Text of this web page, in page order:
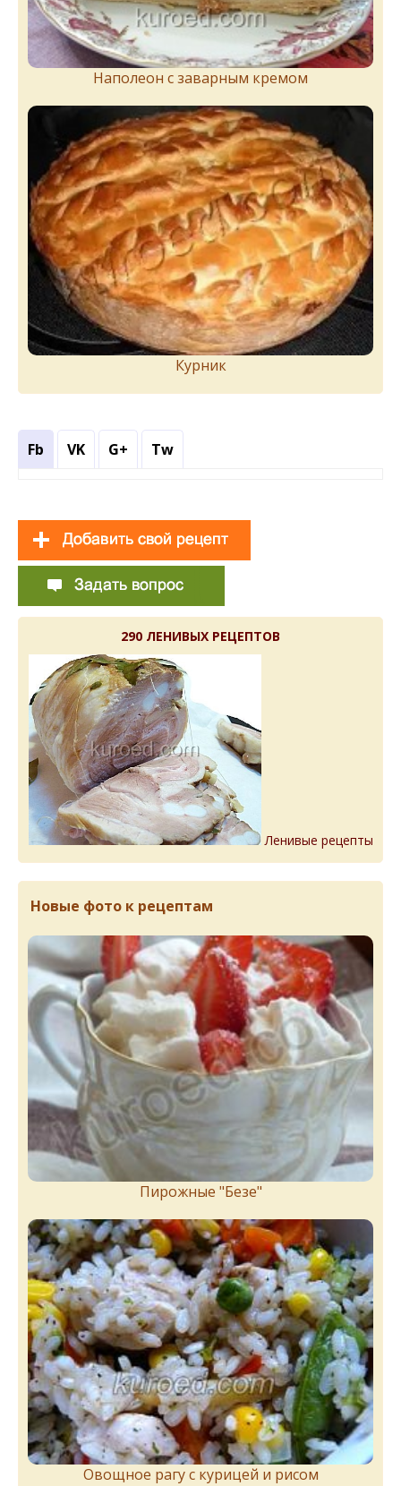
Наполеон с заварным кремом
Курник
Fb VK G+ Tw
290 ЛЕНИВЫХ РЕЦЕПТОВ
Ленивые рецепты
Новые фото к рецептам
Пирожныe "Бeзe"
Овощное рагу с курицей и рисом